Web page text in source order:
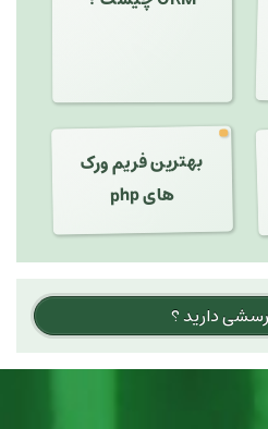
بهترین فریم ورک
های php
دارید ؟